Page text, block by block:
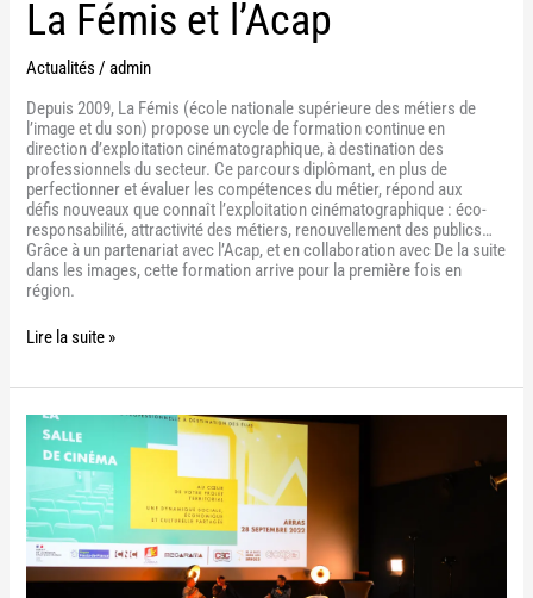
La Fémis et l’Acap
Actualités /admin
Depuis 2009, La Fémis (école nationale supérieure des métiers de
l’image et du son) propose un cycle de formation continue en
direction d’exploitation cinématographique, à destination des
professionnels du secteur. Ce parcours diplômant, en plus de
perfectionner et évaluer les compétences du métier, répond aux
défis nouveaux que connaît l’exploitation cinématographique : éco-
responsabilité, attractivité des métiers, renouvellement des publics…
Grâce à un partenariat avec l’Acap, et en collaboration avec De la suite
dans les images, cette formation arrive pour la première fois en
région.
Lire la suite »
PODCAST,
RESSOURCES
ET
DOCUMENTS